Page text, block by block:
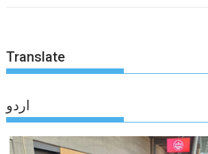
Translate
اردو